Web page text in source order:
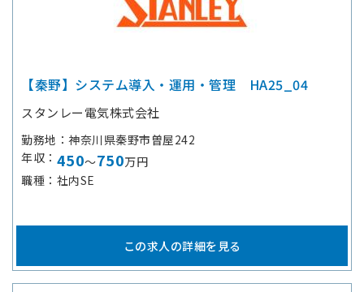
【秦野】システム導入・運用・管理 HA25_04
スタンレー電気株式会社
勤務地
神奈川県秦野市曽屋242
年収
450～750万円
職種
社内SE
この求人の詳細を見る